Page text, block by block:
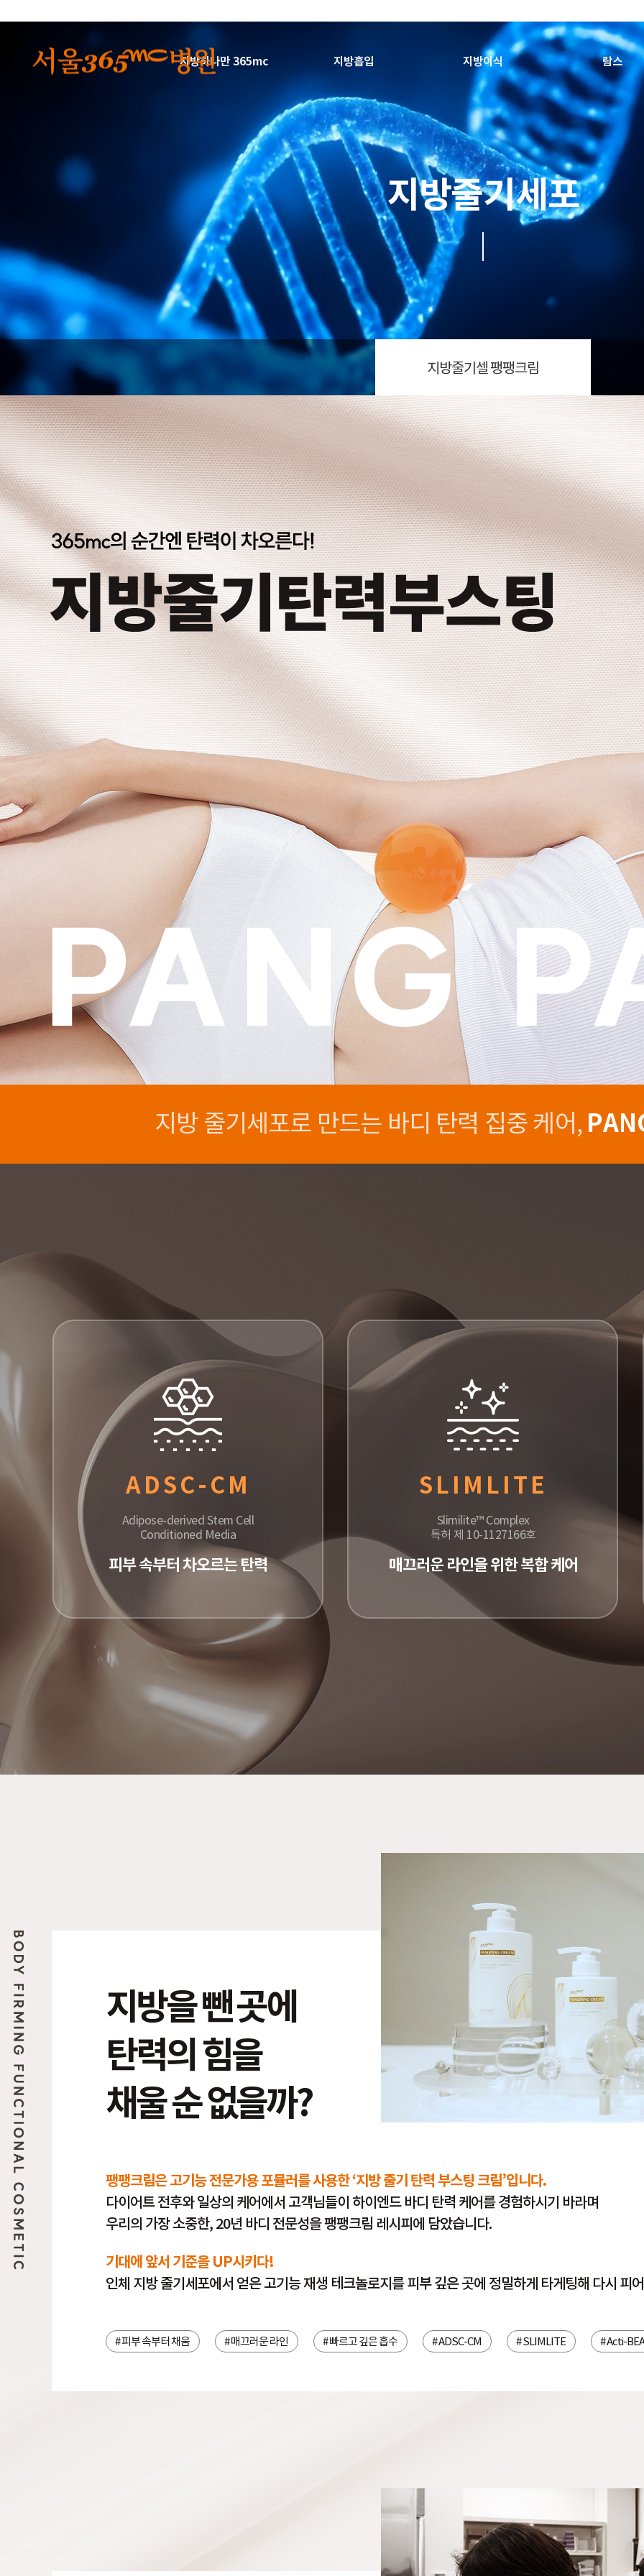
지방하나만 365mc 지방흡입 지방이식 람스
지방줄기세포
지방줄기셀 팽팽크림
지방 줄기세포로 만드는 바디 탄력 집중 케어,
ADSC-CM
Adipose-derived Stem Cell
Conditioned Media
피부 속부터 차오르는 탄력
SLIMLITE
Slimilite™ Complex
특허 제 10-1127166호
매끄러운 라인을 위한 복합 케어
지방을 뺀 곳에
탄력의 힘을
채울 순 없을까?
팽팽크림은 고기능 전문가용 포뮬러를 사용한 ‘지방 줄기 탄력 부스팅 크림’입니다.
다이어트 전후와 일상의 케어에서 고객님들이 하이엔드 바디 탄력 케어를 경험하시기 바라며
우리의 가장 소중한, 20년 바디 전문성을 팽팽크림 레시피에 담았습니다.
기대에 앞서 기준을 UP시키다!
인체 지방 줄기세포에서 얻은 고기능 재생 테크놀로지를 피부 깊은 곳에 정밀하게 타게팅해 다시 피
# 피부 속부터 채움 # 매끄러운 라인 # 빠르고 깊은 흡수 # ADSC-CM # SLIMLITE # Acti-